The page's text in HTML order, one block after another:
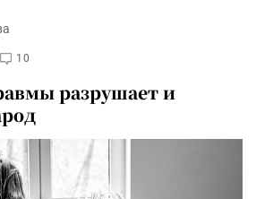
10
разрушает и